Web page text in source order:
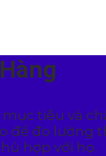
tiêu và
đo lường
hợp với họ.